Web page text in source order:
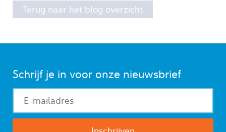
Terug naar het blog overzicht
Schrijf je in voor onze nieuwsbrief